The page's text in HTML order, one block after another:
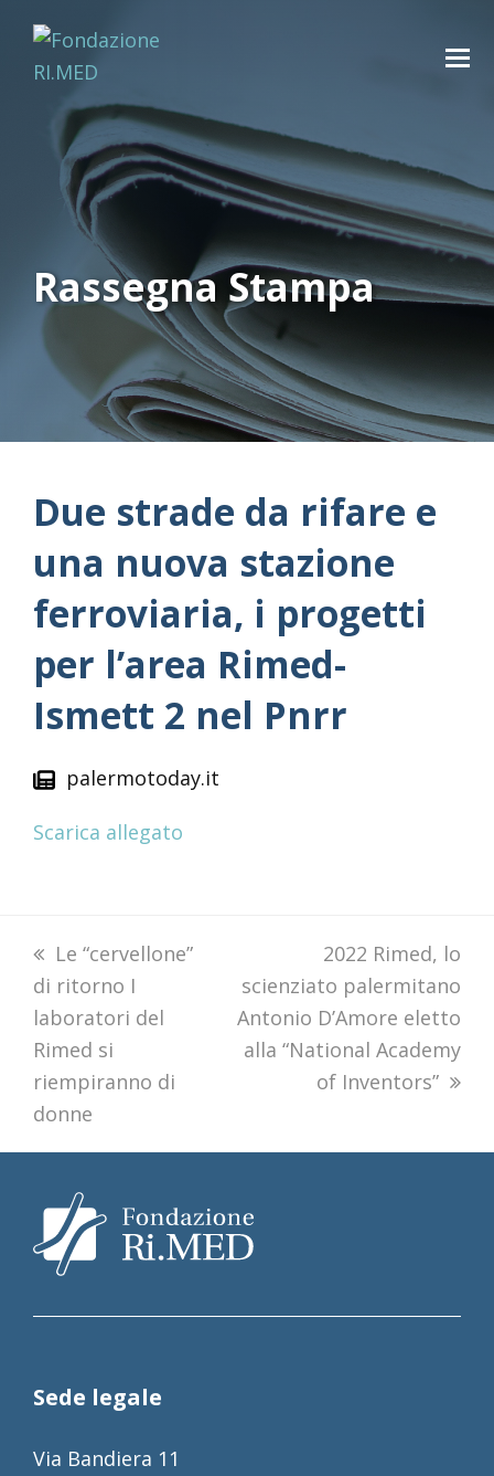
Rassegna Stampa
Due strade da rifare e
una nuova stazione
ferroviaria, i progetti
per l’area Rimed-
Ismett 2 nel Pnrr
palermotoday.it
Scarica allegato
previous
post:
Le “cervellone”
di ritorno I
laboratori del
Rimed si
riempiranno di
donne
next
post:
2022 Rimed, lo
scienziato palermitano
Antonio D’Amore eletto
alla “National Academy
of Inventors”
Sede legale
Via Bandiera 11